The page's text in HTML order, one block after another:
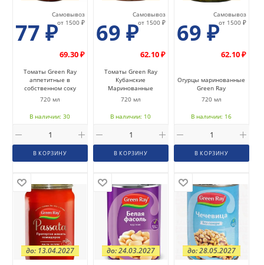
77 ₽
Самовывоз
от 1500 ₽
69.30 ₽
Томаты Green Ray
аппетитные в
собственном соку
720 мл
В наличии: 30
В КОРЗИНУ
69 ₽
Самовывоз
от 1500 ₽
62.10 ₽
Томаты Green Ray
Кубанские
Маринованные
720 мл
В наличии: 10
В КОРЗИНУ
69 ₽
Самовывоз
от 1500 ₽
62.10 ₽
Огурцы маринованные
Green Ray
720 мл
В наличии: 16
В КОРЗИНУ
до: 13.04.2027 до: 24.03.2027 до: 28.05.2027